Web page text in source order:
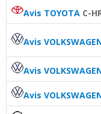
Avis TOYOTA C-
Avis
Avis
Avis